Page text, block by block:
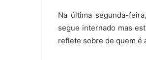
Na última segunda-
segue internado mas
reflete sobre de quem é